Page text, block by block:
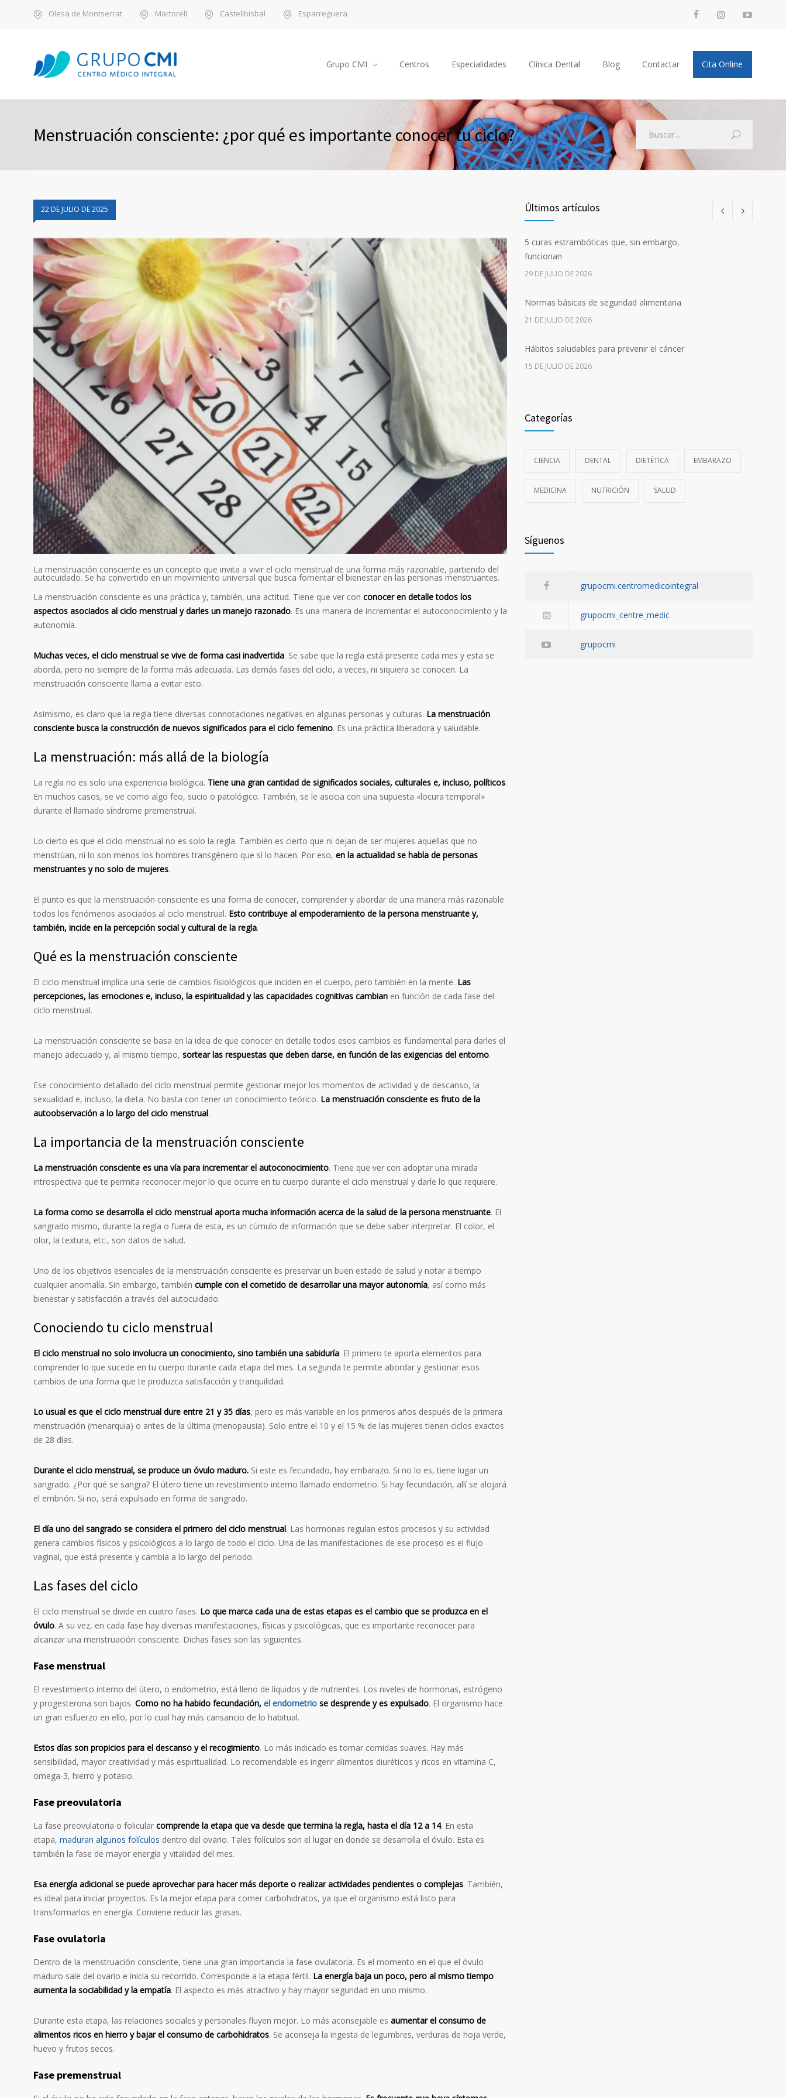
Olesa de Montserrat Martorell Castellbisbal Esparreguera
Grupo CMI Centros Especialidades Clínica Dental Blog Contactar Cita Online
Menstruación consciente: ¿por qué es importante conocer tu ciclo?
22 DE JULIO DE 2025
La menstruación consciente es un concepto que invita a vivir el ciclo menstrual de una forma más razonable, partiendo del
autocuidado. Se ha convertido en un movimiento universal que busca fomentar el bienestar en las personas menstruantes.
La menstruación consciente es una práctica y, también, una actitud. Tiene que ver con conocer en detalle todos los
aspectos asociados al ciclo menstrual y darles un manejo razonado. Es una manera de incrementar el autoconocimiento y la
autonomía.
Muchas veces, el ciclo menstrual se vive de forma casi inadvertida. Se sabe que la regla está presente cada mes y esta se
aborda, pero no siempre de la forma más adecuada. Las demás fases del ciclo, a veces, ni siquiera se conocen. La
menstruación consciente llama a evitar esto.
Asimismo, es claro que la regla tiene diversas connotaciones negativas en algunas personas y culturas. La menstruación
consciente busca la construcción de nuevos significados para el ciclo femenino. Es una práctica liberadora y saludable.
La menstruación: más allá de la biología
La regla no es solo una experiencia biológica. Tiene una gran cantidad de significados sociales, culturales e, incluso, políticos.
En muchos casos, se ve como algo feo, sucio o patológico. También, se le asocia con una supuesta «locura temporal»
durante el llamado síndrome premenstrual.
Lo cierto es que el ciclo menstrual no es solo la regla. También es cierto que ni dejan de ser mujeres aquellas que no
menstrúan, ni lo son menos los hombres transgénero que sí lo hacen. Por eso, en la actualidad se habla de personas
menstruantes y no solo de mujeres.
El punto es que la menstruación consciente es una forma de conocer, comprender y abordar de una manera más razonable
todos los fenómenos asociados al ciclo menstrual. Esto contribuye al empoderamiento de la persona menstruante y,
también, incide en la percepción social y cultural de la regla.
Qué es la menstruación consciente
El ciclo menstrual implica una serie de cambios fisiológicos que inciden en el cuerpo, pero también en la mente. Las
percepciones, las emociones e, incluso, la espiritualidad y las capacidades cognitivas cambian en función de cada fase del
ciclo menstrual.
La menstruación consciente se basa en la idea de que conocer en detalle todos esos cambios es fundamental para darles el
manejo adecuado y, al mismo tiempo, sortear las respuestas que deben darse, en función de las exigencias del entorno.
Ese conocimiento detallado del ciclo menstrual permite gestionar mejor los momentos de actividad y de descanso, la
sexualidad e, incluso, la dieta. No basta con tener un conocimiento teórico. La menstruación consciente es fruto de la
autoobservación a lo largo del ciclo menstrual.
La importancia de la menstruación consciente
La menstruación consciente es una vía para incrementar el autoconocimiento. Tiene que ver con adoptar una mirada
introspectiva que te permita reconocer mejor lo que ocurre en tu cuerpo durante el ciclo menstrual y darle lo que requiere.
La forma como se desarrolla el ciclo menstrual aporta mucha información acerca de la salud de la persona menstruante. El
sangrado mismo, durante la regla o fuera de esta, es un cúmulo de información que se debe saber interpretar. El color, el
olor, la textura, etc., son datos de salud.
Uno de los objetivos esenciales de la menstruación consciente es preservar un buen estado de salud y notar a tiempo
cualquier anomalía. Sin embargo, también cumple con el cometido de desarrollar una mayor autonomía, así como más
bienestar y satisfacción a través del autocuidado.
Conociendo tu ciclo menstrual
El ciclo menstrual no solo involucra un conocimiento, sino también una sabiduría. El primero te aporta elementos para
comprender lo que sucede en tu cuerpo durante cada etapa del mes. La segunda te permite abordar y gestionar esos
cambios de una forma que te produzca satisfacción y tranquilidad.
Lo usual es que el ciclo menstrual dure entre 21 y 35 días, pero es más variable en los primeros años después de la primera
menstruación (menarquia) o antes de la última (menopausia). Solo entre el 10 y el 15 % de las mujeres tienen ciclos exactos
de 28 días.
Durante el ciclo menstrual, se produce un óvulo maduro. Si este es fecundado, hay embarazo. Si no lo es, tiene lugar un
sangrado. ¿Por qué se sangra? El útero tiene un revestimiento interno llamado endometrio. Si hay fecundación, allí se alojará
el embrión. Si no, será expulsado en forma de sangrado.
El día uno del sangrado se considera el primero del ciclo menstrual. Las hormonas regulan estos procesos y su actividad
genera cambios físicos y psicológicos a lo largo de todo el ciclo. Una de las manifestaciones de ese proceso es el flujo
vaginal, que está presente y cambia a lo largo del periodo.
Las fases del ciclo
El ciclo menstrual se divide en cuatro fases. Lo que marca cada una de estas etapas es el cambio que se produzca en el
óvulo. A su vez, en cada fase hay diversas manifestaciones, físicas y psicológicas, que es importante reconocer para
alcanzar una menstruación consciente. Dichas fases son las siguientes.
Fase menstrual
El revestimiento interno del útero, o endometrio, está lleno de líquidos y de nutrientes. Los niveles de hormonas, estrógeno
y progesterona son bajos. Como no ha habido fecundación, el endometrio se desprende y es expulsado. El organismo hace
un gran esfuerzo en ello, por lo cual hay más cansancio de lo habitual.
Estos días son propicios para el descanso y el recogimiento. Lo más indicado es tomar comidas suaves. Hay más
sensibilidad, mayor creatividad y más espiritualidad. Lo recomendable es ingerir alimentos diuréticos y ricos en vitamina C,
omega-3, hierro y potasio.
Fase preovulatoria
La fase preovulatoria o folicular comprende la etapa que va desde que termina la regla, hasta el día 12 a 14. En esta
etapa, maduran algunos folículos dentro del ovario. Tales folículos son el lugar en donde se desarrolla el óvulo. Esta es
también la fase de mayor energía y vitalidad del mes.
Esa energía adicional se puede aprovechar para hacer más deporte o realizar actividades pendientes o complejas. También,
es ideal para iniciar proyectos. Es la mejor etapa para comer carbohidratos, ya que el organismo está listo para
transformarlos en energía. Conviene reducir las grasas.
Fase ovulatoria
Dentro de la menstruación consciente, tiene una gran importancia la fase ovulatoria. Es el momento en el que el óvulo
maduro sale del ovario e inicia su recorrido. Corresponde a la etapa fértil. La energía baja un poco, pero al mismo tiempo
aumenta la sociabilidad y la empatía. El aspecto es más atractivo y hay mayor seguridad en uno mismo.
Durante esta etapa, las relaciones sociales y personales fluyen mejor. Lo más aconsejable es aumentar el consumo de
alimentos ricos en hierro y bajar el consumo de carbohidratos. Se aconseja la ingesta de legumbres, verduras de hoja verde,
huevo y frutos secos.
Fase premenstrual
Últimos artículos
5 curas estrambóticas que, sin embargo,
funcionan
29 DE JULIO DE 2026
Normas básicas de seguridad alimentaria
21 DE JULIO DE 2026
Hábitos saludables para prevenir el cáncer
15 DE JULIO DE 2026
10 DE JULIO DE 2026
recomendaciones
Categorías
CIENCIA DENTAL DIETÉTICA EMBARAZO
MEDICINA NUTRICIÓN SALUD
Síguenos
grupocmi.centromedicointegral
grupocmi_centre_medic
grupocmi